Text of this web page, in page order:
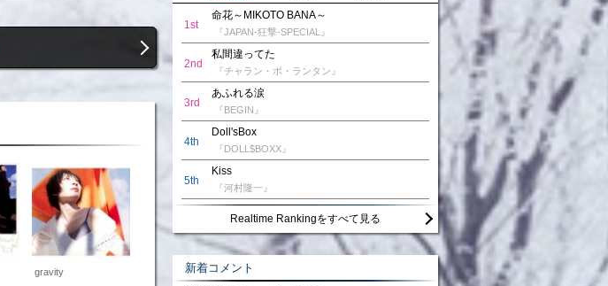
gravity
1st
命花～MIKOTO BANA～
『JAPAN-狂撃-SPECIAL』
2nd
私間違ってた
『チャラン・ポ・ランタン』
3rd
あふれる涙
『BEGIN』
4th
Doll'sBox
『DOLL$BOXX』
5th
Kiss
『河村隆一』
Realtime Rankingをすべて見る
新着コメント